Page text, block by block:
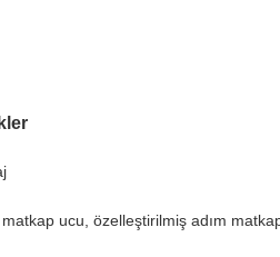
ucu, özelleştirilmiş adım